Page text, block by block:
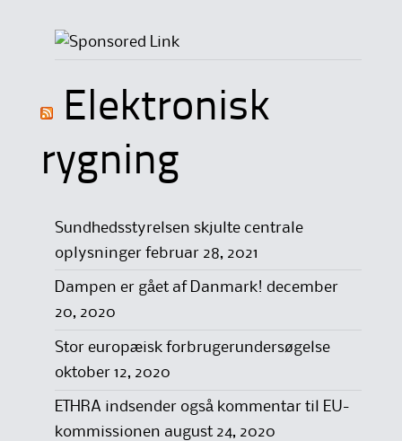
Elektronisk
rygning
Sundhedsstyrelsen skjulte centrale
oplysninger februar 28, 2021
Dampen er gået af Danmark! december
20, 2020
Stor europæisk forbrugerundersøgelse
oktober 12, 2020
ETHRA indsender også kommentar til EU-
kommissionen august 24, 2020